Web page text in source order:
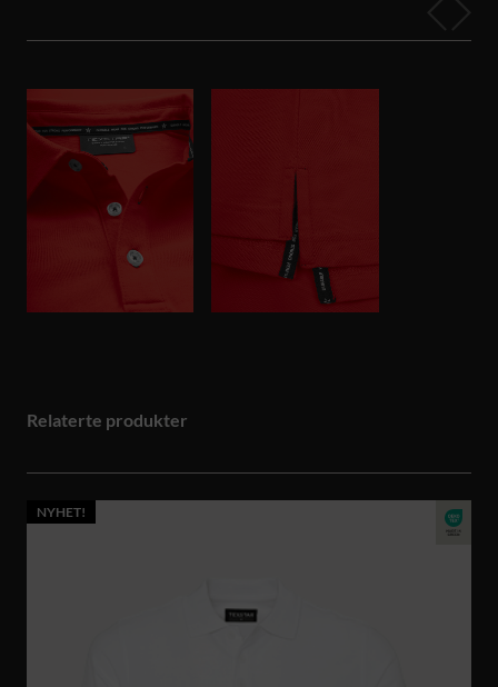
Relaterte produkter
NYHET!